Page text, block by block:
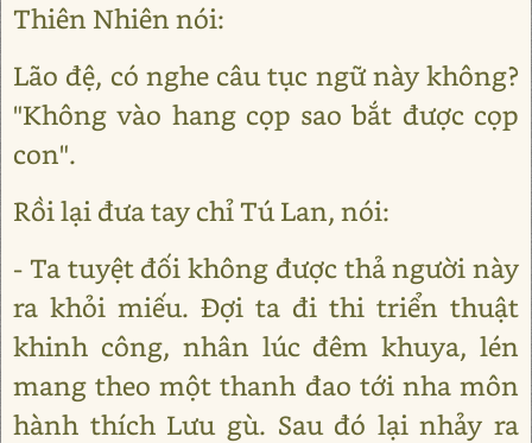
Thiên Nhiên nói:
Lão đệ, có nghe câu tục ngữ này không?
"Không vào hang cọp sao bắt được cọp
con".
Rồi lại đưa tay chỉ Tú Lan, nói:
- Ta tuyệt đối không được thả người này
ra khỏi miếu. Đợi ta đi thi triển thuật
khinh công, nhân lúc đêm khuya, lén
mang theo một thanh đao tới nha môn
hành thích Lưu gù. Sau đó lại nhảy ra